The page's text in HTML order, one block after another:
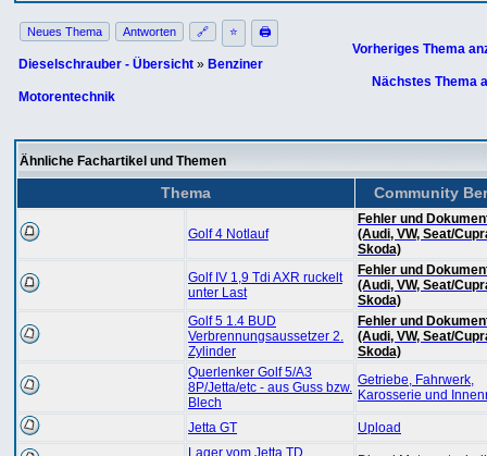
Neues Thema Antworten 🔗 ⭐ 🖨
Dieselschrauber - Übersicht » Benziner
Motorentechnik
Vorheriges Thema
Nächstes Thema
Ähnliche Fachartikel und Themen
Thema Community
Golf 4 Notlauf
Fehler und
(Audi, VW, Seat/
Skoda)
Golf IV 1,9 Tdi AXR ruckelt
unter Last
Fehler und
(Audi, VW, Seat/
Skoda)
Golf 5 1.4 BUD
Verbrennungsaussetzer 2.
Zylinder
Fehler und
(Audi, VW, Seat/
Skoda)
Querlenker Golf 5/A3
8P/Jetta/etc - aus Guss bzw.
Blech
Getriebe, Fahrwerk,
Karosserie und
Jetta GT
Upload
Lager vom Jetta TD